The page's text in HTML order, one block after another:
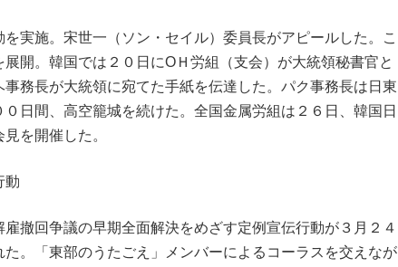
実施。宋世一（ソン・セイル）委員長がアピールした。こ
開。韓国では２０日にОＨ労組（支会）が大統領秘書官と
務長が大統領に宛てた手紙を伝達した。パク事務長は日東
日間、高空籠城を続けた。全国金属労組は２６日、韓国日
を開催した。
動
雇撤回争議の早期全面解決をめざす定例宣伝行動が３月２４
。「東部のうたごえ」メンバーによるコーラスを交えなが